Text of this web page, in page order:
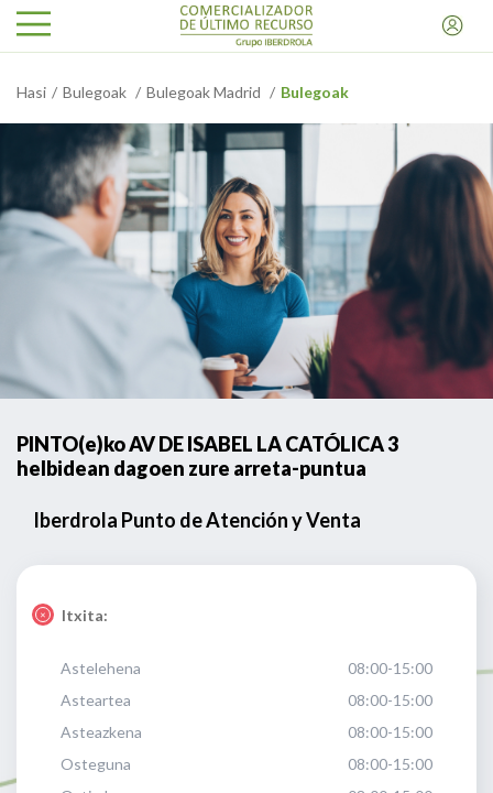
Hasi Bulegoak Bulegoak Madrid Bulegoak
PINTO(e)ko AV DE ISABEL LA CATÓLICA 3
helbidean dagoen zure arreta-puntua
Iberdrola Punto de Atención y Venta
Itxita:
Astelehena
08:00-15:00
Asteartea
08:00-15:00
Asteazkena
08:00-15:00
Osteguna
08:00-15:00